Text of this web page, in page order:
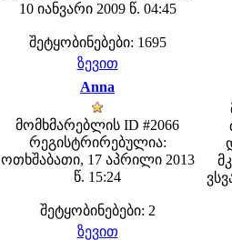
10 იანვარი 2009 წ. 04:45
შეტყობინებები: 1695
ზევით
Anna
მომხმარებლის ID #2066
რეგისტრირებულია:
ოთხშაბათი, 17 აპრილი 2013
წ. 15:24
შეტყობინებები: 2
ზევით